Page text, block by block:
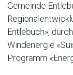
Gemeinde
Entlebuch»,
Windenergie
Programm